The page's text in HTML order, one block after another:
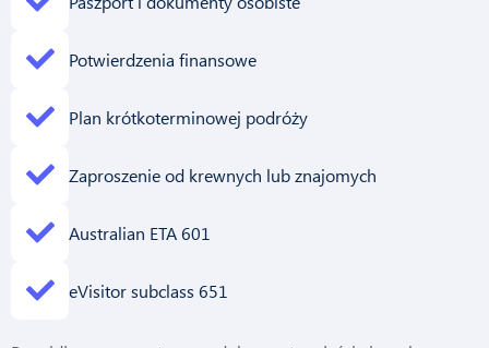
Potwierdzenia finansowe
Plan krótkoterminowej podróży
Zaproszenie od krewnych lub znajomych
Australian ETA 601
eVisitor subclass 651